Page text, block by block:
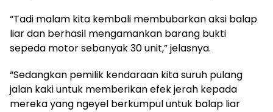
“Tadi malam kita kembali membubarkan aksi balap
liar dan berhasil mengamankan barang bukti
sepeda motor sebanyak 30 unit,” jelasnya.
“Sedangkan pemilik kendaraan kita suruh pulang
jalan kaki untuk memberikan efek jerah kepada
mereka yang ngeyel berkumpul untuk balap liar